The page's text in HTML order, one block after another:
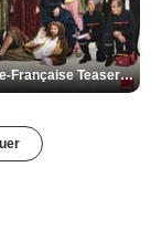
De la Comédie-Française Teaser VF